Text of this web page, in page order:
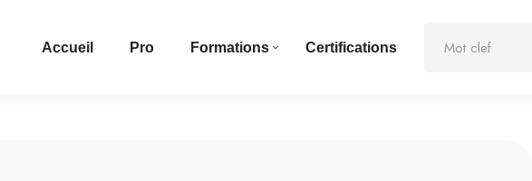
Accueil Pro Formations Certifications